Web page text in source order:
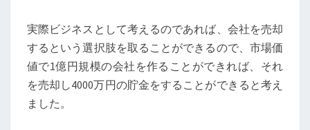
実際ビジネスとして考えるのであれば、会社を売却
するという選択肢を取ることができるので、市場価
値で1億円規模の会社を作ることができれば、それ
を売却し4000万円の貯金をすることができると考え
ました。